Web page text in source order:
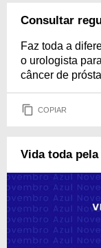
Consultar
Faz toda a
o urologista
câncer de
COPIAR
Vida toda